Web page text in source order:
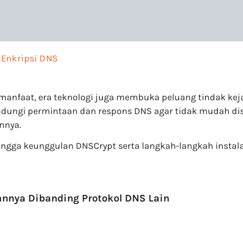
DNS
era teknologi juga membuka peluang tindak
permintaan dan respons DNS agar tidak mudah
keunggulan DNSCrypt serta langkah-langkah
Dibanding Protokol DNS Lain